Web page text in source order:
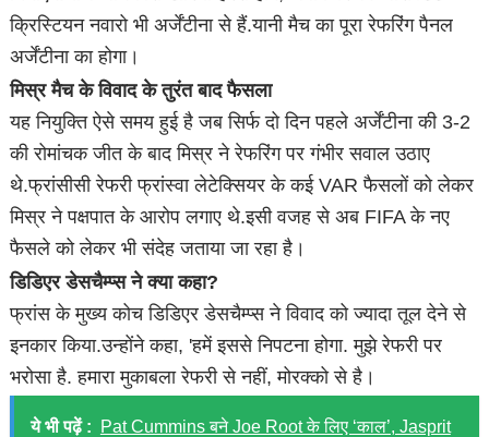
क्रिस्टियन नवारो भी अर्जेंटीना से हैं.यानी मैच का पूरा रेफरिंग पैनल
अर्जेंटीना का होगा।
मिस्र मैच के विवाद के तुरंत बाद फैसला
यह नियुक्ति ऐसे समय हुई है जब सिर्फ दो दिन पहले अर्जेंटीना की 3-2
की रोमांचक जीत के बाद मिस्र ने रेफरिंग पर गंभीर सवाल उठाए
थे.फ्रांसीसी रेफरी फ्रांस्वा लेटेक्सियर के कई VAR फैसलों को लेकर
मिस्र ने पक्षपात के आरोप लगाए थे.इसी वजह से अब FIFA के नए
फैसले को लेकर भी संदेह जताया जा रहा है।
डिडिएर डेसचैम्प्स ने क्या कहा?
फ्रांस के मुख्य कोच डिडिएर डेसचैम्प्स ने विवाद को ज्यादा तूल देने से
इनकार किया.उन्होंने कहा, 'हमें इससे निपटना होगा. मुझे रेफरी पर
भरोसा है. हमारा मुकाबला रेफरी से नहीं, मोरक्को से है।
ये भी पढ़ें :
Pat Cummins बने Joe Root के लिए ‘काल’, Jasprit